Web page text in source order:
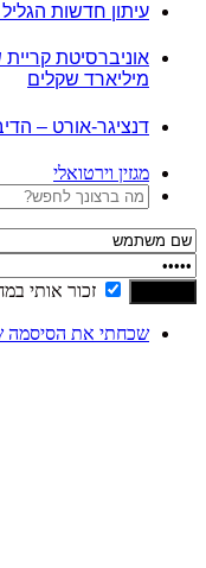
עיתון חדשות הגליל
אוניברסיטת
מיליארד שקלים
דנציגר-אורט –
מגזין וירטואלי
זכור אותי
שכחתי את הסיסמה